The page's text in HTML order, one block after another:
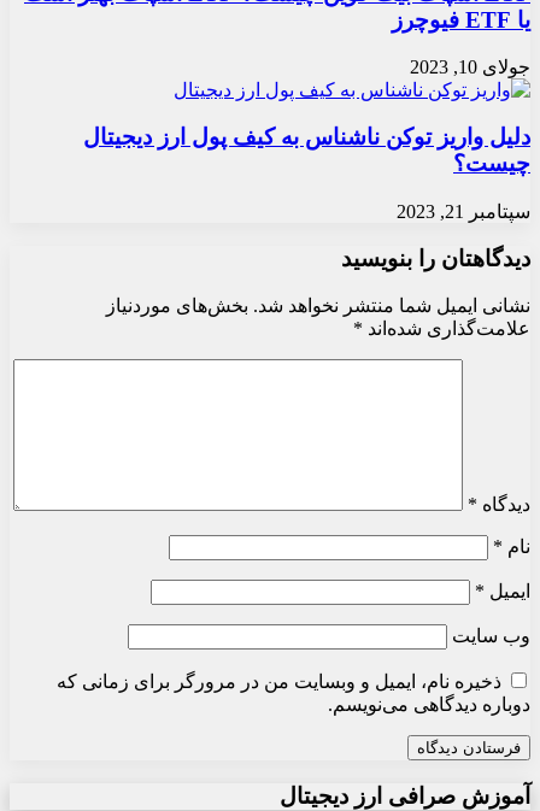
یا ETF فیوچرز
جولای 10, 2023
دلیل واریز توکن ناشناس به کیف پول ارز دیجیتال
چیست؟
سپتامبر 21, 2023
دیدگاهتان را بنویسید
نشانی ایمیل شما منتشر نخواهد شد. بخش‌های موردنیاز
علامت‌گذاری شده‌اند *
دیدگاه *
نام *
ایمیل *
وب‌ سایت
ذخیره نام، ایمیل و وبسایت من در مرورگر برای زمانی که
دوباره دیدگاهی می‌نویسم.
آموزش صرافی ارز دیجیتال